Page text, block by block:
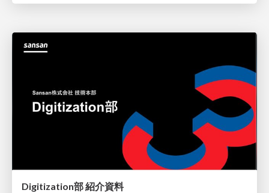
Digitization部 紹介資料